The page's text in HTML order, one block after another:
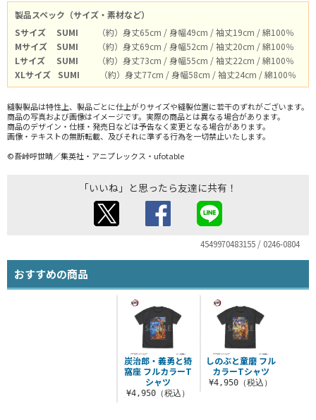
製品スペック（サイズ・素材など）
Sサイズ
SUMI
（約）身丈65cm / 身幅49cm / 袖丈19cm / 綿100％
Mサイズ
SUMI
（約）身丈69cm / 身幅52cm / 袖丈20cm / 綿100％
Lサイズ
SUMI
（約）身丈73cm / 身幅55cm / 袖丈22cm / 綿100％
XLサイズ
SUMI （約）身丈77cm / 身幅58cm / 袖丈24cm / 綿100％
縫製製品は特性上、製品ごとに仕上がりサイズや縫製位置に若干のずれがございます。
商品の写真および画像はイメージです。実際の商品とは異なる場合があります。
商品のデザイン・仕様・発売日などは予告なく変更となる場合があります。
画像・テキストの無断転載、及びそれに準ずる行為を一切禁止いたします。
©吾峠呼世晴／集英社・アニプレックス・ufotable
「いいね」と思ったら友達に共有！
4549970483155 / 0246-0804
おすすめの商品
炭治郎・義勇と猗
窩座 フルカラーT
シャツ
¥4,950（税込）
しのぶと童磨 フル
カラーTシャツ
¥4,950（税込）